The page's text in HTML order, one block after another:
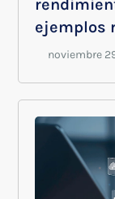
ejemplos